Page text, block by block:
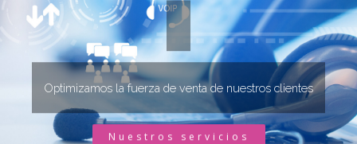
Optimizamos la fuerza de venta de nuestros clientes
Nuestros servicios